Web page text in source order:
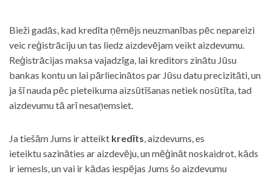
Bieži gadās, kad kredīta ņēmējs neuzmanības pēc nepareizi
veic reģistrāciju un tas liedz aizdevējam veikt aizdevumu.
Reģistrācijas maksa vajadzīga, lai kreditors zinātu Jūsu
bankas kontu un lai pārliecinātos par Jūsu datu precizitāti, un
ja šī nauda pēc pieteikuma aizsūtīšanas netiek nosūtīta, tad
aizdevumu tā arī nesaņemsiet.
Ja tiešām Jums ir atteikt kredīts, aizdevums, es
ieteiktu sazināties ar aizdevēju, un mēģināt noskaidrot, kāds
ir iemesls, un vai ir kādas iespējas Jums šo aizdevumu